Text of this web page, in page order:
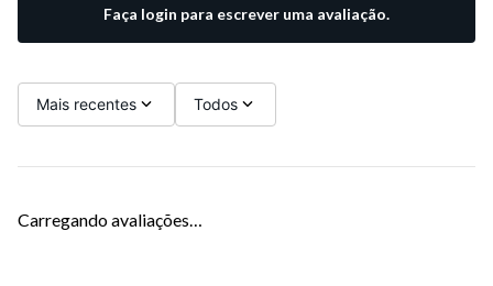
Faça login para escrever uma avaliação.
Mais recentes Todos
Carregando avaliações…